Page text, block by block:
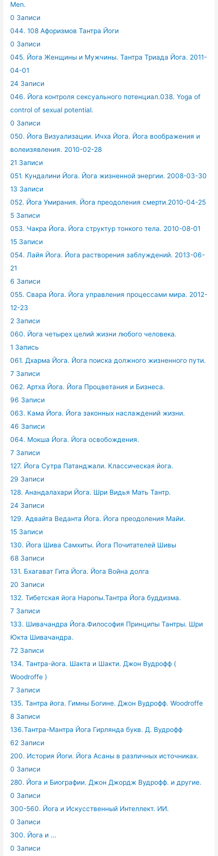
Men.
0 Записи
044. 108 Афоризмов Тантра Йоги
0 Записи
045. Йога Женщины и Мужчины. Тантра Триада Йога. 2011-
04-01
24 Записи
046. Йога контроля сексуального потенциал.038. Yoga of
control of sexual potential.
0 Записи
050. Йога Визуализации. Ичха Йога. Йога воображения и
волеизявления. 2010-02-28
21 Записи
051. Кундалини Йога. Йога жизненной энергии. 2008-03-30
13 Записи
052. Йога Умирания. Йога преодоления смерти.2010-04-25
5 Записи
053. Чакра Йога. Йога структур тонкого тела. 2010-08-01
15 Записи
054. Лайя Йога. Йога растворения заблуждений. 2013-06-
21
6 Записи
055. Свара Йога. Йога управления процессами мира. 2012-
12-23
2 Записи
060. Йога четырех целий жизни любого человека.
1 Запись
061. Дхарма Йога. Йога поиска должного жизненного пути.
7 Записи
062. Артха Йога. Йога Процветания и Бизнеса.
96 Записи
063. Кама Йога. Йога законных наслаждений жизни.
46 Записи
064. Мокша Йога. Йога освобождения.
7 Записи
127. Йога Сутра Патанджали. Классическая йога.
29 Записи
128. Анандалахари Йога. Шри Видья Мать Тантр.
24 Записи
129. Адвайта Веданта Йога. Йога преодоления Майи.
15 Записи
130. Йога Шива Самхиты. Йога Почитателей Шивы
68 Записи
131. Бхагават Гита Йога. Йога Война долга
20 Записи
132. Тибетская йога Наропы.Тантра Йога буддизма.
7 Записи
133. Шивачандра Йога.Философия Принципы Тантры. Шри
Юкта Шивачандра.
72 Записи
134. Тантра-йога. Шакта и Шакти. Джон Вудрофф (
Woodroffe )
7 Записи
135. Тантра йога. Гимны Богине. Джон Вудрофф. Woodroffe
8 Записи
136.Тантра-Мантра Йога Гирлянда букв. Д. Вудрофф
62 Записи
200. История Йоги. Йога Асаны в различных источниках.
0 Записи
280. Йога и Биографии. Джон Джордж Вудрофф. и другие.
0 Записи
300-560. Йога и Искусственный Интеллект. ИИ.
0 Записи
300. Йога и ...
0 Записи